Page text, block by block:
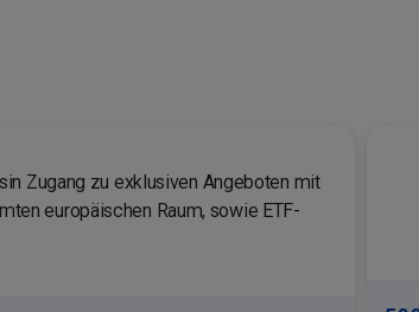
Zugang zu exklusiven Angeboten mit
europäischen Raum, sowie ETF-